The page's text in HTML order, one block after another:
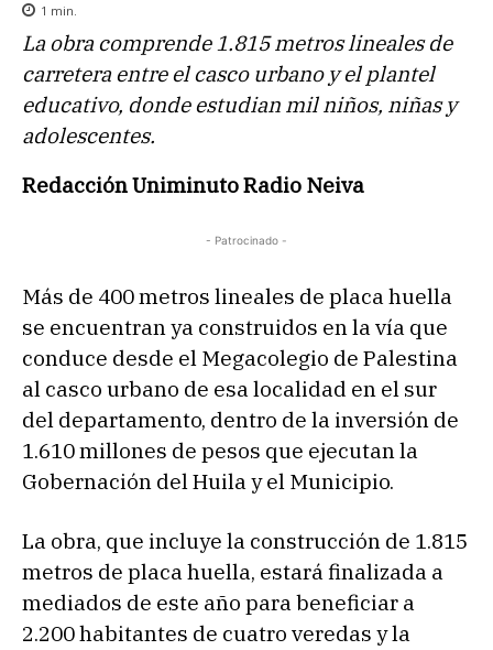
1 min.
La obra comprende 1.815 metros lineales de
carretera entre el casco urbano y el plantel
educativo, donde estudian mil niños, niñas y
adolescentes.
Redacción Uniminuto Radio Neiva
- Patrocinado -
Más de 400 metros lineales de placa huella
se encuentran ya construidos en la vía que
conduce desde el Megacolegio de Palestina
al casco urbano de esa localidad en el sur
del departamento, dentro de la inversión de
1.610 millones de pesos que ejecutan la
Gobernación del Huila y el Municipio.
La obra, que incluye la construcción de 1.815
metros de placa huella, estará finalizada a
mediados de este año para beneficiar a
2.200 habitantes de cuatro veredas y la